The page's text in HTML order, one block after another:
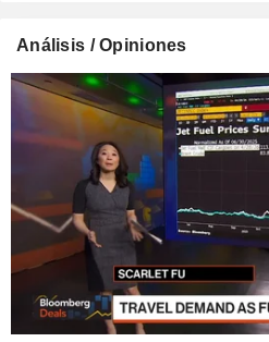
Análisis / Opiniones